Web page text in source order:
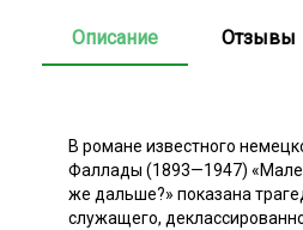
Описание Отзывы
В романе известного
Фаллады (1893—1947)
же дальше?» показана
служащего,